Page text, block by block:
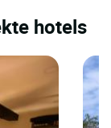
hotels